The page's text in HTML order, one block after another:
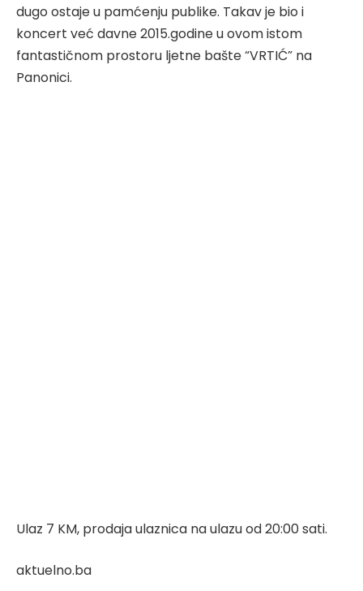
dugo ostaje u pamćenju publike. Takav je bio i
koncert već davne 2015.godine u ovom istom
fantastičnom prostoru ljetne bašte “VRTIĆ” na
Panonici.
Ulaz 7 KM, prodaja ulaznica na ulazu od 20:00 sati.
aktuelno.ba